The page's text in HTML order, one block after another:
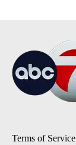
Terms of Service